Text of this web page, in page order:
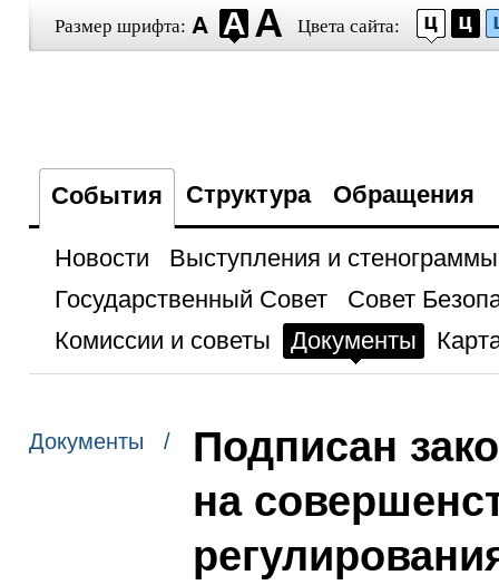
Размер шрифта: Цвета сайта:
События Структура Обращения
Новости
Выступления и стенограммы
Государственный Совет
Совет
Комиссии и советы
Документы
Документы /
Подписан
на